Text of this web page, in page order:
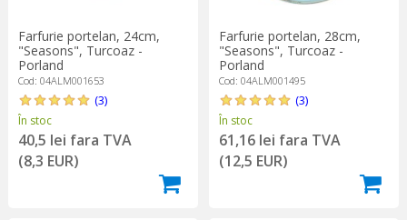
Farfurie portelan, 24cm,
"Seasons", Turcoaz -
Porland
Cod: 04ALM001653
(3)
În stoc
40,5 lei fara TVA
(8,3 EUR)
Farfurie portelan, 28cm,
"Seasons", Turcoaz -
Porland
Cod: 04ALM001495
(3)
În stoc
61,16 lei fara TVA
(12,5 EUR)